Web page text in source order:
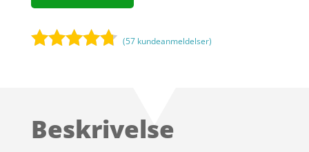
på
(57 kundeanmeldelser)
Beskrivelse